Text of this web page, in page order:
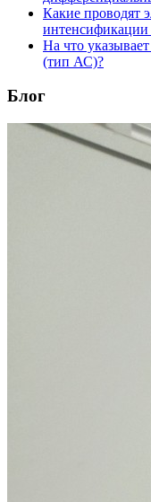
Какие проводят
интенсификации
На что
(тип АС)?
Блог